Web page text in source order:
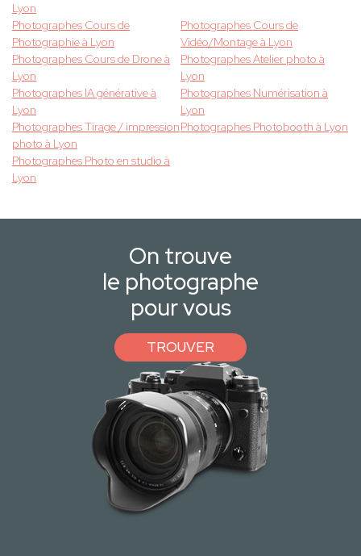
Lyon
Photographes Cours de
Photographie à Lyon
Photographes Cours de
Vidéo/Montage à Lyon
Photographes Cours de Drone à
Lyon
Photographes Atelier photo à
Lyon
Photographes IA générative à
Lyon
Photographes Numérisation à
Lyon
Photographes Tirage / impression
photo à Lyon
Photographes Photobooth à Lyon
Photographes Photo en studio à
Lyon
On trouve
le photographe
pour vous
TROUVER